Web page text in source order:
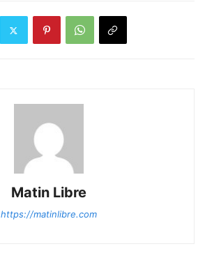
Matin Libre
https://matinlibre.com